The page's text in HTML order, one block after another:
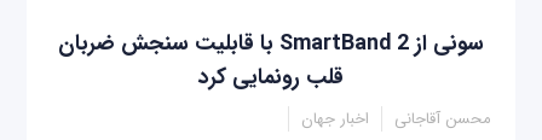
سونی از SmartBand 2 با قابلیت سنجش ضربان
قلب رونمایی کرد
محسن آقاجانی اخبار جهان